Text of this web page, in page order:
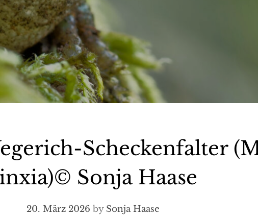
Scheckenfalter
Sonja Haase
20. März 2026 by Sonja Haase